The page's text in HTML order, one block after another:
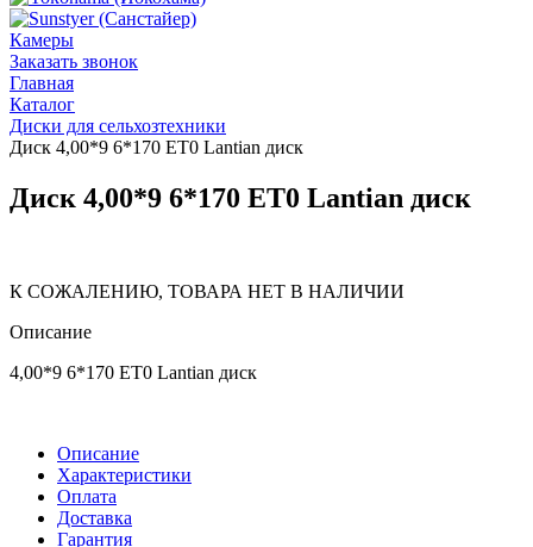
Камеры
Заказать звонок
Главная
Каталог
Диски для сельхозтехники
Диск 4,00*9 6*170 ET0 Lantian диск
Диск 4,00*9 6*170 ET0 Lantian диск
К СОЖАЛЕНИЮ, ТОВАРА НЕТ В НАЛИЧИИ
Описание
4,00*9 6*170 ET0 Lantian диск
Описание
Характеристики
Оплата
Доставка
Гарантия